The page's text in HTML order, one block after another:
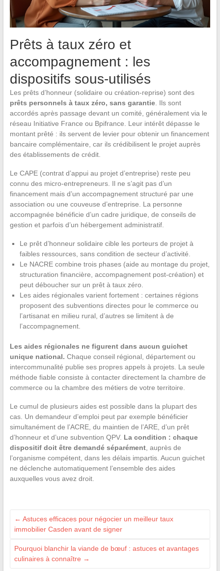
Prêts à taux zéro et
accompagnement : les
dispositifs sous-utilisés
Les prêts d’honneur (solidaire ou création-reprise) sont des
prêts personnels à taux zéro, sans garantie. Ils sont
accordés après passage devant un comité, généralement via le
réseau Initiative France ou Bpifrance. Leur intérêt dépasse le
montant prêté : ils servent de levier pour obtenir un financement
bancaire complémentaire, car ils crédibilisent le projet auprès
des établissements de crédit.
Le CAPE (contrat d’appui au projet d’entreprise) reste peu
connu des micro-entrepreneurs. Il ne s’agit pas d’un
financement mais d’un accompagnement structuré par une
association ou une couveuse d’entreprise. La personne
accompagnée bénéficie d’un cadre juridique, de conseils de
gestion et parfois d’un hébergement administratif.
Le prêt d’honneur solidaire cible les porteurs de projet à
faibles ressources, sans condition de secteur d’activité.
Le NACRE combine trois phases (aide au montage du projet,
structuration financière, accompagnement post-création) et
peut déboucher sur un prêt à taux zéro.
Les aides régionales varient fortement : certaines régions
proposent des subventions directes pour le commerce ou
l’artisanat en milieu rural, d’autres se limitent à de
l’accompagnement.
Les aides régionales ne figurent dans aucun guichet
unique national. Chaque conseil régional, département ou
intercommunalité publie ses propres appels à projets. La seule
méthode fiable consiste à contacter directement la chambre de
commerce ou la chambre des métiers de votre territoire.
Le cumul de plusieurs aides est possible dans la plupart des
cas. Un demandeur d’emploi peut par exemple bénéficier
simultanément de l’ACRE, du maintien de l’ARE, d’un prêt
d’honneur et d’une subvention QPV. La condition : chaque
dispositif doit être demandé séparément, auprès de
l’organisme compétent, dans les délais impartis. Aucun guichet
ne déclenche automatiquement l’ensemble des aides
auxquelles vous avez droit.
← Astuces efficaces pour négocier un meilleur taux
immobilier Casden avant de signer
Pourquoi blanchir la viande de bœuf : astuces et avantages
culinaires à connaître →